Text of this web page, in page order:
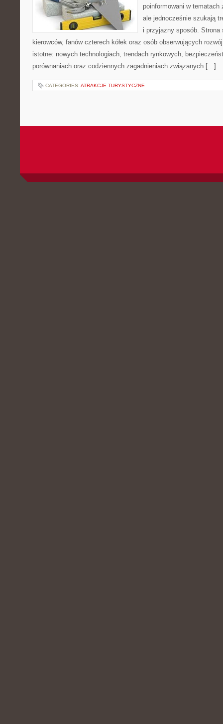
poinformowani w
ale jednocześnie szukają
i przyjazny sposób.
kierowców, fanów czterech kółek oraz osób obserwujących
istotne: nowych technologiach, trendach rynkowych,
porównaniach oraz codziennych zagadnieniach związanych […]
CATEGORIES: ATRAKCJE TURYSTYCZNE